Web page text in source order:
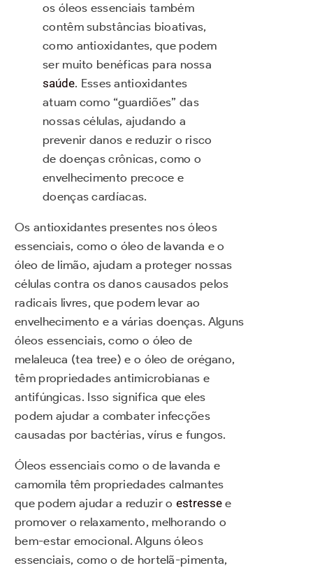
os óleos essenciais também
contêm substâncias bioativas,
como antioxidantes, que podem
ser muito benéficas para nossa
saúde. Esses antioxidantes
atuam como “guardiões” das
nossas células, ajudando a
prevenir danos e reduzir o risco
de doenças crônicas, como o
envelhecimento precoce e
doenças cardíacas.
Os antioxidantes presentes nos óleos
essenciais, como o óleo de lavanda e o
óleo de limão, ajudam a proteger nossas
células contra os danos causados pelos
radicais livres, que podem levar ao
envelhecimento e a várias doenças. Alguns
óleos essenciais, como o óleo de
melaleuca (tea tree) e o óleo de orégano,
têm propriedades antimicrobianas e
antifúngicas. Isso significa que eles
podem ajudar a combater infecções
causadas por bactérias, vírus e fungos.
Óleos essenciais como o de lavanda e
camomila têm propriedades calmantes
que podem ajudar a reduzir o estressee
promover o relaxamento, melhorando o
bem-estar emocional. Alguns óleos
essenciais, como o de hortelã-pimenta,